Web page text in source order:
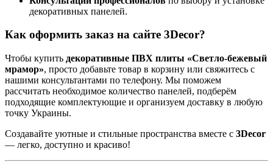
декоративных панелей.
Как оформить заказ на сайте 3Decor?
Чтобы купить декоративные ПВХ плиты «Светло-бежевый
мрамор», просто добавьте товар в корзину или свяжитесь с
нашими консультантами по телефону. Мы поможем
рассчитать необходимое количество панелей, подберём
подходящие комплектующие и организуем доставку в любую
точку Украины.
Создавайте уютные и стильные пространства вместе с 3Decor
— легко, доступно и красиво!